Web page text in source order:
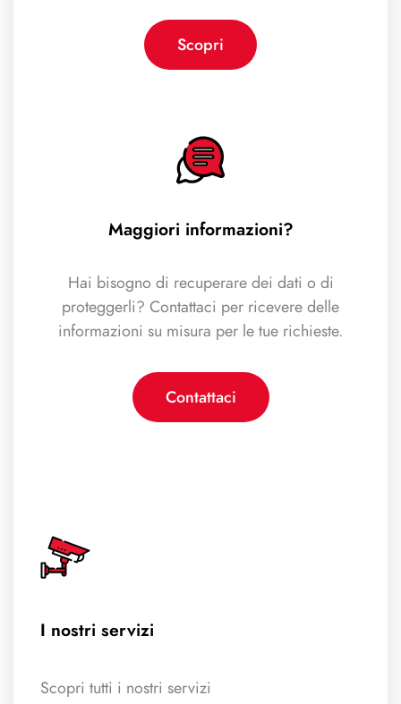
Scopri
Maggiori informazioni?
Hai bisogno di recuperare dei dati o di
proteggerli? Contattaci per ricevere delle
informazioni su misura per le tue richieste.
Contattaci
I nostri servizi
Scopri tutti i nostri servizi